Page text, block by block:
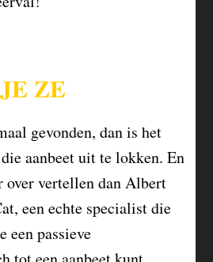
ZE
gevonden, dan is het
aanbeet uit te lokken. En
over vertellen dan Albert
een echte specialist die
een passieve